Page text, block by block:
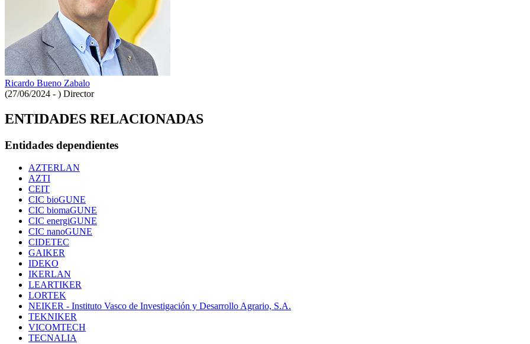
Ricardo Bueno Zabalo
(27/06/2024 - ) Director
ENTIDADES RELACIONADAS
Entidades dependientes
AZTERLAN
AZTI
CEIT
CIC bioGUNE
CIC biomaGUNE
CIC energiGUNE
CIC nanoGUNE
CIDETEC
GAIKER
IDEKO
IKERLAN
LEARTIKER
LORTEK
NEIKER - Instituto Vasco de Investigación y Desarrollo Agrario, S.A.
TEKNIKER
VICOMTECH
TECNALIA